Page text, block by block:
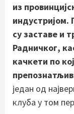
из
индустријом.
су заставе и
Радничког,
качкети по
један од
клуба у том